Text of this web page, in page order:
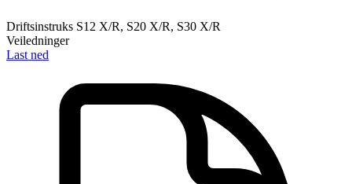
Driftsinstruks S12 X/R, S20 X/R, S30 X/R
Veiledninger
Last ned